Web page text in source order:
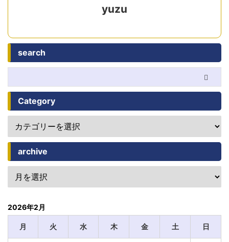
yuzu
search
Category
archive
2026年2月
月 火 水 木 金 土 日